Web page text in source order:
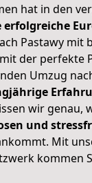
hat in den
erfolgreiche
Pastawy mit
der perfekte
Umzug
wir genau,
und
Mit
kommen